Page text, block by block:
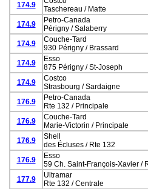
174.9
Taschereau / Matte
174.9
Petro-Canada
Périgny / Salaberry
174.9
Couche-Tard
930 Périgny / Brassard
174.9
Esso
875 Périgny / St-Joseph
174.9
Costco
Strasbourg / Sardaigne
176.9
Petro-Canada
Rte 132 / Principale
176.9
Couche-Tard
Marie-Victorin / Principale
176.9
Shell
des Écluses / Rte 132
176.9
Esso
59 Ch. Saint-François-Xavier /
177.9
Ultramar
Rte 132 / Centrale